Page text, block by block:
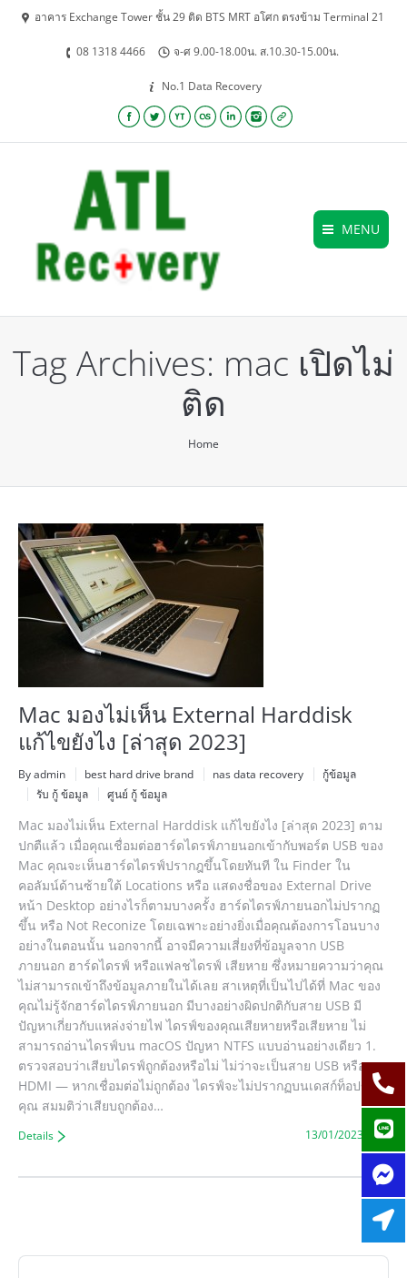
อาคาร Exchange Tower ชั้น 29 ติด BTS MRT อโศก ตรงข้าม Terminal 21
08 1318 4466 จ-ศ 9.00-18.00น. ส.10.30-15.00น.
No.1 Data Recovery
Facebook
TwitterYouTubeLastfmLinkedinInstagram
Website
MENU
Tag Archives: mac เปิดไม่
ติด
Home
Mac มองไม่เห็น External Harddisk
แก้ไขยังไง [ล่าสุด 2023]
By admin best hard drive brand nas data recovery
กู้ข้อมูล
รับ กู้ ข้อมูล
ศูนย์ กู้ ข้อมูล
Mac มองไม่เห็น External Harddisk แก้ไขยังไง [ล่าสุด 2023] ตาม
ปกตืแล้ว เมื่อคุณเชื่อมต่อฮาร์ดไดรฟ์ภายนอกเข้ากับพอร์ต USB ของ
Mac คุณจะเห็นฮาร์ดไดรฟ์ปรากฎขึ้นโดยทันที ใน Finder ใน
คอลัมน์ด้านซ้ายใต้ Locations หรือ แสดงชื่อของ External Drive
หน้า Desktop อย่างไรก็ตามบางครั้ง ฮาร์ดไดรฟ์ภายนอกไม่ปรากฏ
ขึ้น หรือ Not Reconize โดยเฉพาะอย่างยิ่งเมื่อคุณต้องการโอนบาง
อย่างในตอนนั้น นอกจากนี้ อาจมีความเสี่ยงที่ข้อมูลจาก USB
ภายนอก ฮาร์ดไดรฟ์ หรือแฟลชไดรฟ์ เสียหาย ซึ่งหมายความว่าคุณ
ไม่สามารถเข้าถึงข้อมูลภายในได้เลย สาเหตุที่เป็นไปได้ที่ Mac ของ
คุณไม่รู้จักฮาร์ดไดรฟ์ภายนอก มีบางอย่างผิดปกติกับสาย USB มี
ปัญหาเกี่ยวกับแหล่งจ่ายไฟ ไดรฟ์ของคุณเสียหายหรือเสียหาย ไม่
สามารถอ่านไดรฟ์บน macOS ปัญหา NTFS แบบอ่านอย่างเดียว 1.
ตรวจสอบว่าเสียบไดรฟ์ถูกต้องหรือไม่ ไม่ว่าจะเป็นสาย USB หรือสาย
HDMI — หากเชื่อมต่อไม่ถูกต้อง ไดรฟ์จะไม่ปรากฏบนเดสก์ท็อปของ
คุณ สมมติว่าเสียบถูกต้อง…
13/01/2023
Details